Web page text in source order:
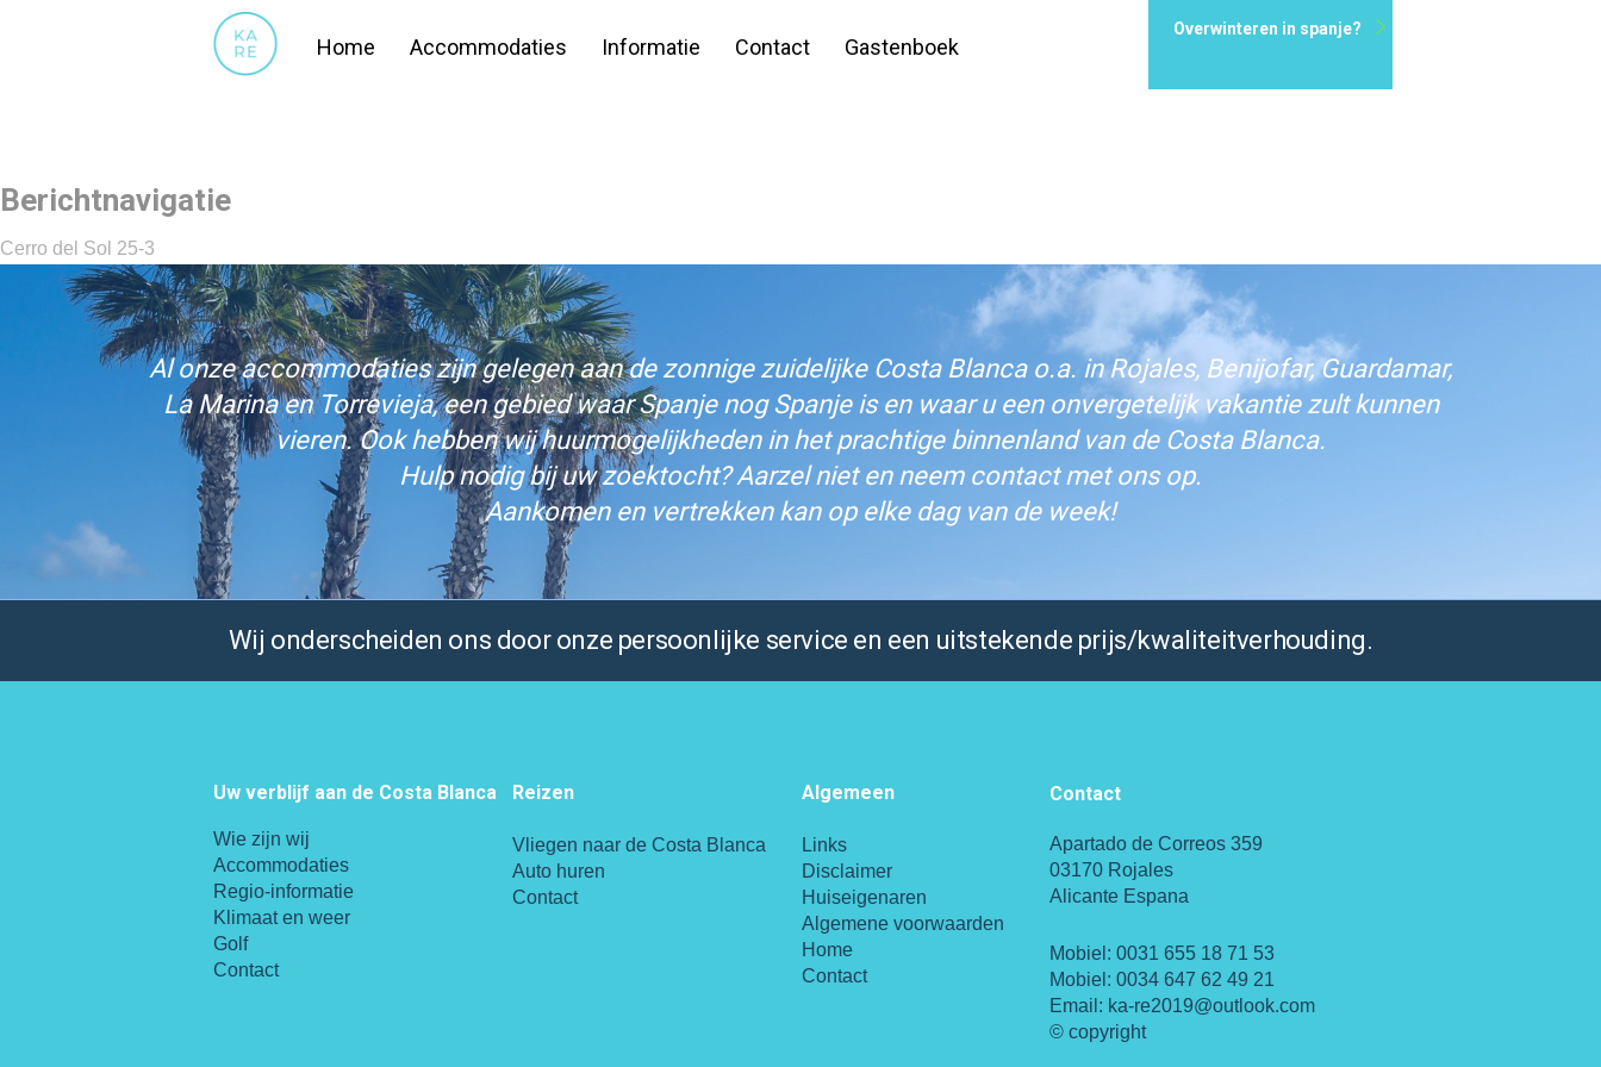
Home Accommodaties Informatie Contact Gastenboek
Overwinteren in spanje?
Berichtnavigatie
Cerro del Sol 25-3
Al onze accommodaties zijn gelegen aan de zonnige zuidelijke Costa Blanca o.a. in Rojales, Benijofar, Guardamar,
La Marina en Torrevieja, een gebied waar Spanje nog Spanje is en waar u een onvergetelijk vakantie zult kunnen
vieren. Ook hebben wij huurmogelijkheden in het prachtige binnenland van de Costa Blanca.
Hulp nodig bij uw zoektocht? Aarzel niet en neem contact met ons op.
Aankomen en vertrekken kan op elke dag van de week!
Wij onderscheiden ons door onze persoonlijke service en een uitstekende prijs/kwaliteitverhouding.
Uw verblijf aan de Costa Blanca
Wie zijn wij
Accommodaties
Regio-informatie
Klimaat en weer
Golf
Contact
Reizen
Vliegen naar de Costa Blanca
Auto huren
Contact
Algemeen
Links
Disclaimer
Huiseigenaren
Algemene voorwaarden
Home
Contact
Contact
Apartado de Correos 359
03170 Rojales
Alicante Espana
Mobiel: 0031 655 18 71 53
Mobiel: 0034 647 62 49 21
Email: ka-re2019@outlook.com
© copyright